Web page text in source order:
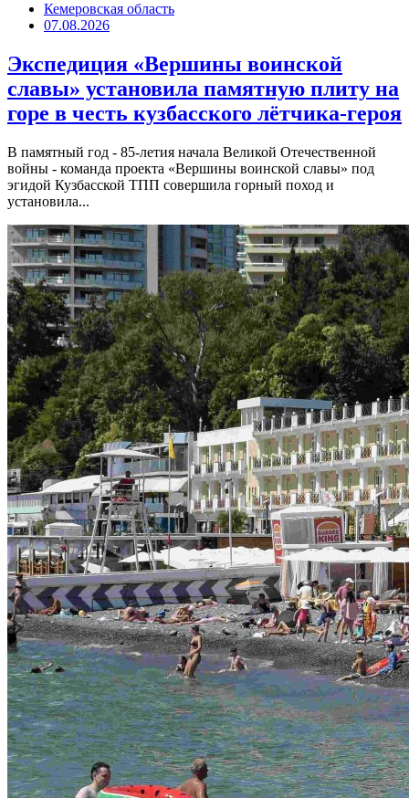
Кемеровская область
07.08.2026
Экспедиция «Вершины воинской
славы» установила памятную плиту на
горе в честь кузбасского лётчика-героя
В памятный год - 85-летия начала Великой Отечественной
войны - команда проекта «Вершины воинской славы» под
эгидой Кузбасской ТПП совершила горный поход и
установила...